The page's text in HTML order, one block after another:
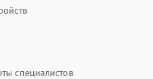
специалистов